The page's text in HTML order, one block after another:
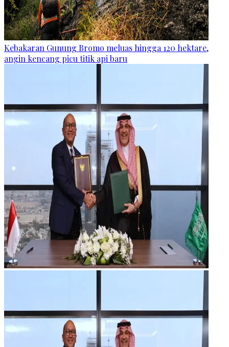
Kebakaran Gunung Bromo meluas hingga 120 hektare,
angin kencang picu titik api baru